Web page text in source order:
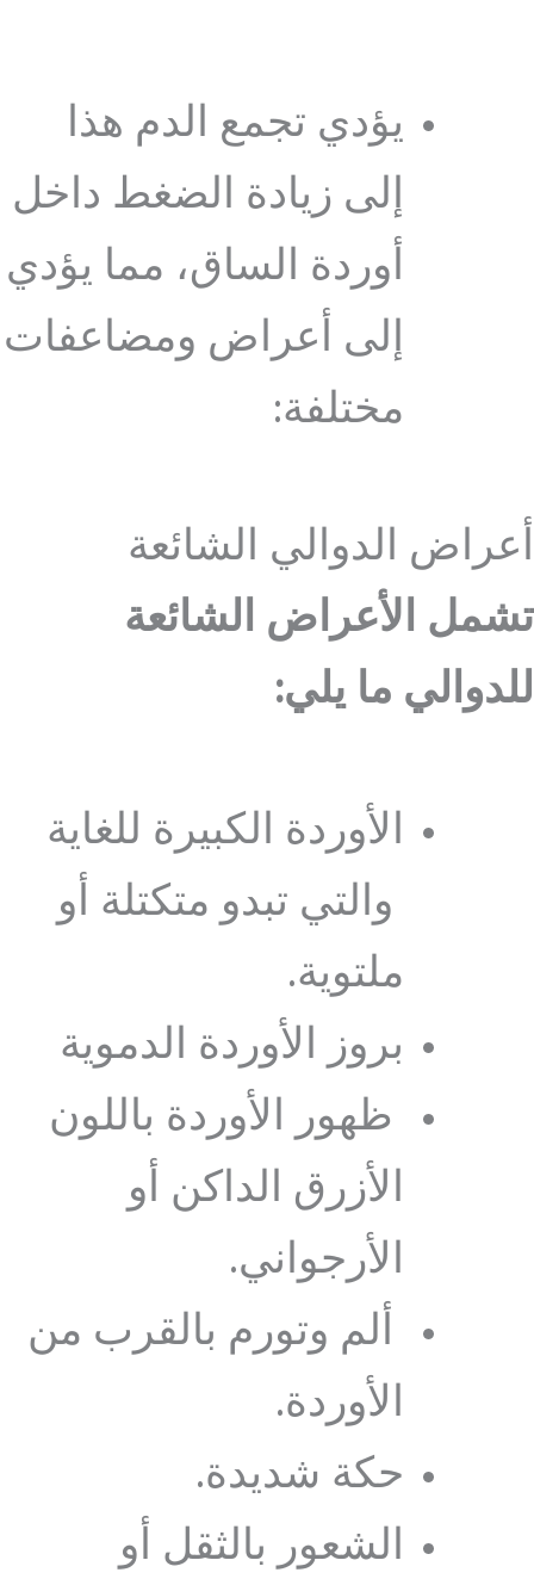
يؤدي تجمع الدم هذا
إلى زيادة الضغط داخل
أوردة الساق، مما يؤدي
إلى أعراض ومضاعفات
مختلفة:
أعراض الدوالي الشائعة
تشمل الأعراض الشائعة
للدوالي ما يلي:
الأوردة الكبيرة للغاية
والتي تبدو متكتلة أو
ملتوية.
بروز الأوردة الدموية
ظهور الأوردة باللون
الأزرق الداكن أو
الأرجواني.
ألم وتورم بالقرب من
الأوردة.
حكة شديدة.
الشعور بالثقل أو